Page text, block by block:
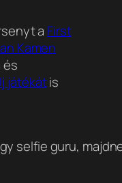
a First
Kamen
és
játékátis
selfie guru,